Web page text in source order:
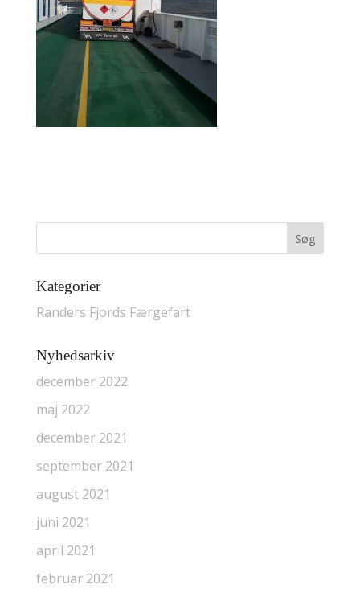
Kategorier
Randers Fjords Færgefart
Nyhedsarkiv
december 2022
maj 2022
december 2021
september 2021
august 2021
juni 2021
april 2021
februar 2021